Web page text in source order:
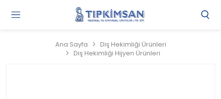
Ana Sayfa
Diş Hekimliği Ürünleri
Diş Hekimliği Hijyen Ürünleri